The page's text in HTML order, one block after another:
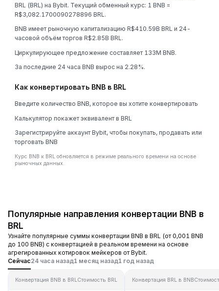
BRL (BRL) на Bybit. Текущий обменный курс: 1 BNB =
R$3,082.1700090278896 BRL.
BNB имеет рыночную капитализацию R$410.59B BRL и 24-
часовой объём торгов R$2.85B BRL.
Циркулирующее предложение составляет 133M BNB.
За последние 24 часа BNB вырос на 2.28%.
Как конвертировать BNB в BRL
Введите количество BNB, которое вы хотите конвертировать
Калькулятор покажет эквивалент в BRL
Зарегистрируйте аккаунт Bybit, чтобы покупать, продавать или
торговать BNB
Курс BNB к BRL обновляется в режиме реального времени на основе
рыночных данных.
Популярные направления конвертации BNB в
BRL
Узнайте популярные суммы конвертации BNB в BRL (от 0,001 BNB
до 100 BNB) с конвертацией в реальном времени на основе
агрегированных котировок мейкеров от Bybit.
Сейчас24 часа назад1 месяц назад1 год назад
Конвертация BNB в BRLСтоимость BRL Конвертация BRL в BNB